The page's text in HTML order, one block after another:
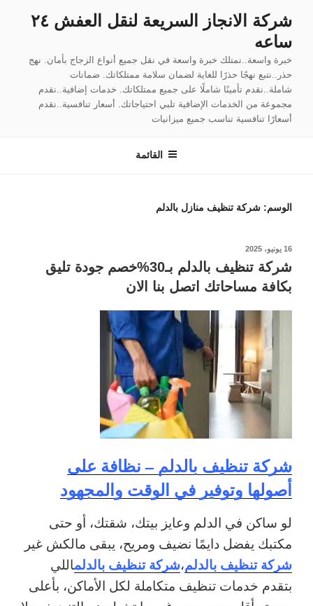
المحتوى
شركة الانجاز السريعة لنقل العفش ٢٤
ساعه
خبرة واسعة..نمتلك خبرة واسعة في نقل جميع أنواع الزجاج بأمان. نهج
حذر..نتبع نهجًا حذرًا للغاية لضمان سلامة ممتلكاتك. ضمانات
شاملة..نقدم تأمينًا شاملًا على جميع ممتلكاتك. خدمات إضافية..نقدم
مجموعة من الخدمات الإضافية تلبي احتياجاتك. أسعار تنافسية..نقدم
أسعارًا تنافسية تناسب جميع ميزانيات
القائمة
الوسم: شركة تنظيف منازل بالدلم
نُشر
16 يونيو، 2025
شركة تنظيف بالدلم بـ30%خصم جودة تليق
بكافة مساحاتك اتصل بنا الان
شركة تنظيف بالدلم – نظافة على
أصولها وتوفير في الوقت والمجهود
لو ساكن في الدلم وعايز بيتك، شقتك، أو حتى
مكتبك يفضل دايمًا نضيف ومريح، يبقى مالكش غير
شركة تنظيف بالدلم،شركة تنظيف بالدلماللي
بتقدم خدمات تنظيف متكاملة لكل الأماكن، بأعلى